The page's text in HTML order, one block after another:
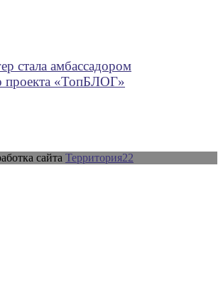
стала амбассадором
проекта «ТопБЛОГ»
сайта Территория22